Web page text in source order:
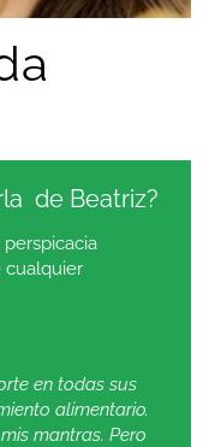
de Beatriz?
cualquier
en todas sus
alimentario.
mantras. Pero